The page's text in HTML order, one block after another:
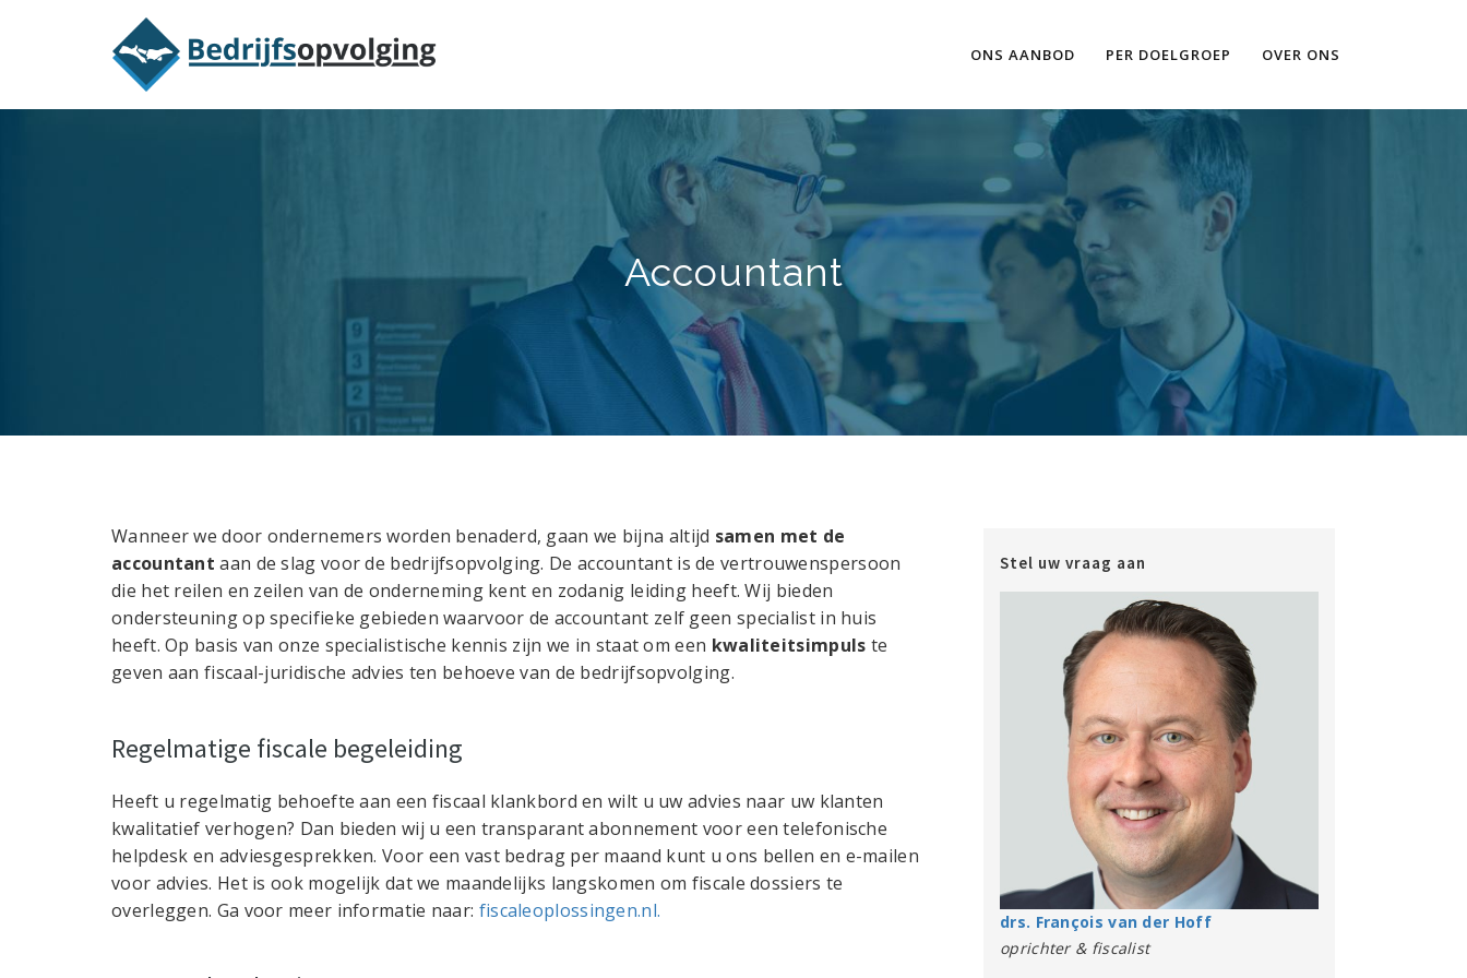
ONS AANBOD PER DOELGROEP OVER ONS
Accountant
Wanneer we door ondernemers worden benaderd, gaan we bijna altijd samen met de
accountant aan de slag voor de bedrijfsopvolging. De accountant is de vertrouwenspersoon
die het reilen en zeilen van de onderneming kent en zodanig leiding heeft. Wij bieden
ondersteuning op specifieke gebieden waarvoor de accountant zelf geen specialist in huis
heeft. Op basis van onze specialistische kennis zijn we in staat om een kwaliteitsimpuls te
geven aan fiscaal-juridische advies ten behoeve van de bedrijfsopvolging.
Regelmatige fiscale begeleiding
Heeft u regelmatig behoefte aan een fiscaal klankbord en wilt u uw advies naar uw klanten
kwalitatief verhogen? Dan bieden wij u een transparant abonnement voor een telefonische
helpdesk en adviesgesprekken. Voor een vast bedrag per maand kunt u ons bellen en e-mailen
voor advies. Het is ook mogelijk dat we maandelijks langskomen om fiscale dossiers te
overleggen. Ga voor meer informatie naar: fiscaleoplossingen.nl.
Stel uw vraag aan
drs. François van der Hoff
oprichter & fiscalist
Oriëntatiememo bedrijfsopvolging voor fiscaal juridisch advies